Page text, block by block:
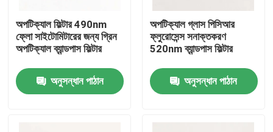
অপটিক্যাল ফিল্টার 490nm
ফ্লো সাইটোমিটারের জন্য গ্রিন
অপটিক্যাল ব্যান্ডপাস ফিল্টার
অনুসন্ধান পাঠান
অপটিক্যাল গ্লাস পিসিআর
ফ্লুরোসেন্স সনাক্তকরণ
520nm ব্যান্ডপাস ফিল্টার
অনুসন্ধান পাঠান